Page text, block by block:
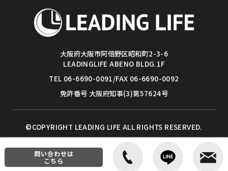
大阪府大阪市阿倍野区昭和町2-3-6
LEADINGLIFE ABENO BLDG.1F
TEL 06-6690-0091/FAX 06-6690-0092
免許番号 大阪府知事(3)第57624号
©COPYRIGHT LEADING LIFE ALL RIGHTS RESERVED.
問い合わせは
こちら